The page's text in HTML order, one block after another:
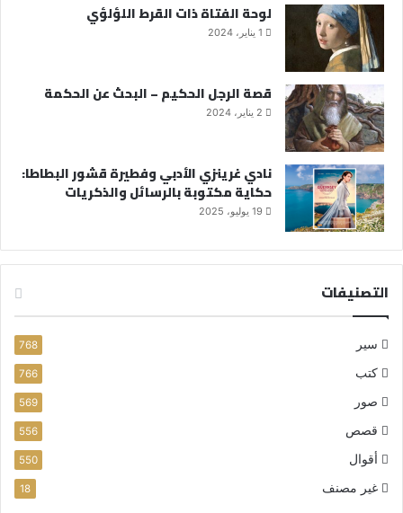
لوحة الفتاة ذات القرط اللؤلؤي
1 يناير، 2024
قصة الرجل الحكيم – البحث عن الحكمة
2 يناير، 2024
نادي غرينزي الأدبي وفطيرة قشور البطاطا:
حكاية مكتوبة بالرسائل والذكريات
19 يوليو، 2025
التصنيفات
سير 768
كتب 766
صور 569
قصص 556
أقوال 550
غير مصنف 18